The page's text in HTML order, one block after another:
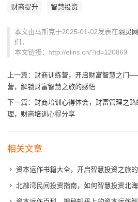
财商提升 智慧投资
本文由马斯克于2025-01-02发表在羽灵网
们。
本文链接：http://elins.cn/?id=120869
上一篇： 财商训练营，开启财富智慧之门
营，解锁财富智慧之旅的感悟
下一篇： 财商培训心得体会，财富管理之
理，财商培训心得分享
相关文章
资本运作书籍大全，开启智慧投资之旅的必备宝典图片集锦，资本运作
北部湾民间投资指南，如何智慧投资北海市，北部湾智慧